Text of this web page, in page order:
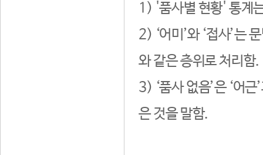
1) '품사별 현황' 통계
2) ‘어미’와 ‘접사’는
와 같은 층위로 처리함.
3) ‘품사 없음’은 ‘어
은 것을 말함.